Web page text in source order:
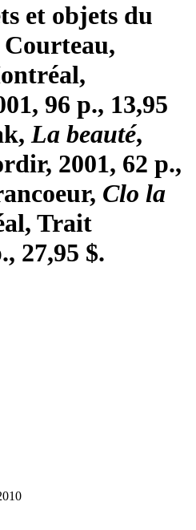
et objets du
96 p., 13,95
La beauté,
2001, 62 p.,
Clo la
Trait
27,95 $.